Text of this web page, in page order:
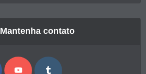
Mantenha contato